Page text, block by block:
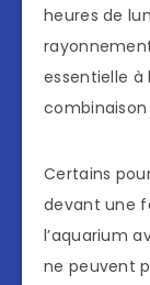
heures de
essentielle à
Certains
devant une
l’aquarium
ne peuvent